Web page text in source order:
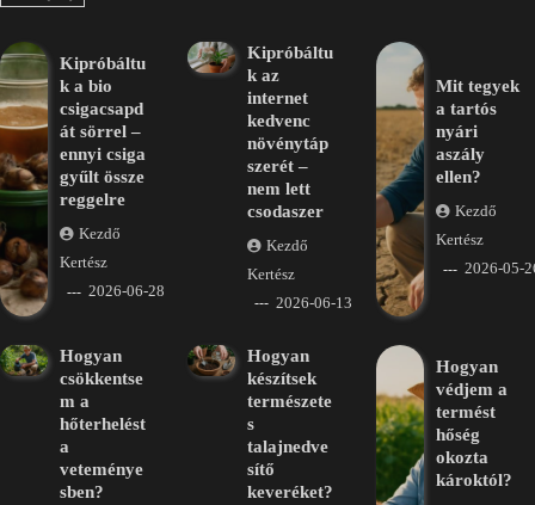
Kipróbáltu
k a bio
csigacsapd
át sörrel –
ennyi csiga
gyűlt össze
reggelre
Kezdő
Kertész
2026-06-28
Kipróbáltu
k az
internet
kedvenc
növénytáp
szerét –
nem lett
csodaszer
Kezdő
Kertész
2026-06-13
Mit tegyek
a tartós
nyári
aszály
ellen?
Kezdő
Kertész
2026-05-
Hogyan
csökkentse
m a
hőterhelést
a
veteménye
sben?
Hogyan
készítsek
természete
s
talajnedve
sítő
keveréket?
Hogyan
védjem a
termést
hőség
okozta
károktól?